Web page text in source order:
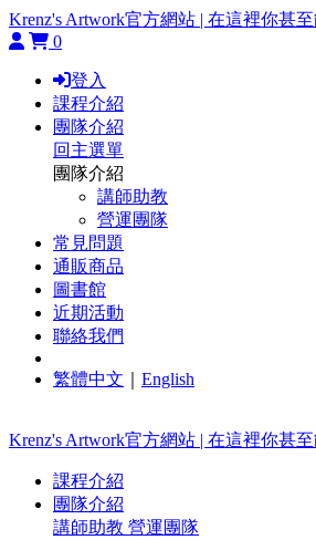
Krenz's Artwork官方網站 | 在這裡你甚
0
登入
課程介紹
團隊介紹
回主選單
團隊介紹
講師助教
營運團隊
常見問題
通販商品
圖書館
近期活動
聯絡我們
繁體中文 English
Krenz's Artwork官方網站 | 在這裡你甚
課程介紹
團隊介紹
講師助教 營運團隊